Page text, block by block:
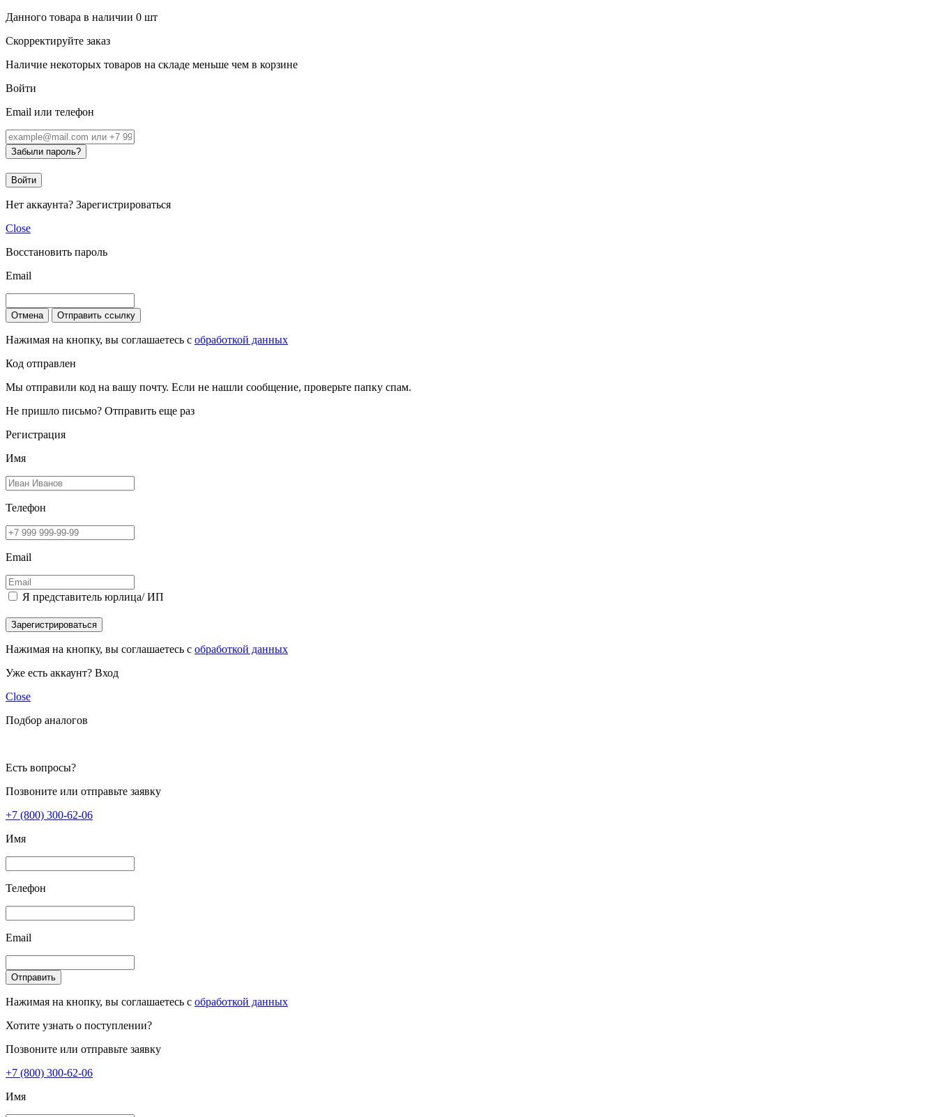
Данного товара в наличии 0 шт
Скорректируйте заказ
Наличие некоторых товаров на складе меньше чем в корзине
Войти
Email или телефон
Забыли пароль?
Войти
Нет аккаунта? Зарегистрироваться
Close
Восстановить пароль
Email
Отмена Отправить ссылку
Нажимая на кнопку, вы соглашаетесь с обработкой данных
Код отправлен
Мы отправили код на вашу почту. Если не нашли сообщение, проверьте папку спам.
Не пришло письмо? Отправить еще раз
Регистрация
Имя
Телефон
Email
Я представитель юрлица/ ИП
Зарегистрироваться
Нажимая на кнопку, вы соглашаетесь с обработкой данных
Уже есть аккаунт? Вход
Close
Подбор аналогов
Есть вопросы?
Позвоните или отправьте заявку
+7 (800) 300-62-06
Имя
Телефон
Email
Отправить
Нажимая на кнопку, вы соглашаетесь с обработкой данных
Хотите узнать о поступлении?
Позвоните или отправьте заявку
+7 (800) 300-62-06
Имя